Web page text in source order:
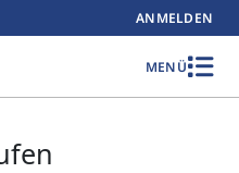
ANMELDEN
MENÜ